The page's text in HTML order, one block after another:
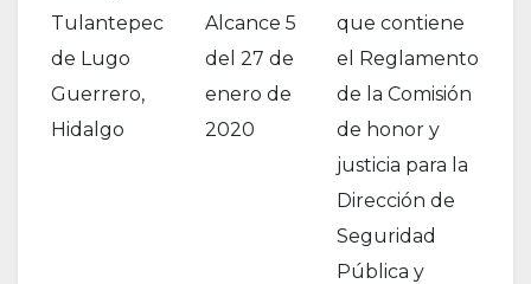
Tulantepec
de Lugo
Guerrero,
Hidalgo
Alcance 5
del 27 de
enero de
2020
que contiene
el Reglamento
de la Comisión
de honor y
justicia para la
Dirección de
Seguridad
Pública y